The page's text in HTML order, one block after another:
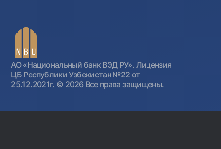
АО «Национальный банк ВЭД РУ». Лицензия
ЦБ Республики Узбекистан №22 от
25.12.2021г. © 2026 Все права защищены.